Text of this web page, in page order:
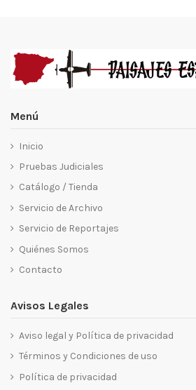
Menú
Inicio
Pruebas Judiciales
Catálogo / Tienda
Servicio de Archivo
Servicio de Reportajes
Quiénes Somos
Contacto
Avisos Legales
Aviso legal y Política de privacidad
Términos y Condiciones de uso
Política de privacidad